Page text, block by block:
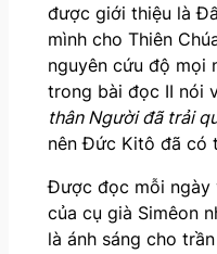
được giới thiệu là
mình cho Thiên
nguyên cứu độ mọi
trong bài đọc II nói
thân Người đã trải
nên Đức Kitô đã có
Được đọc mỗi ngày
của cụ già Simêon
là ánh sáng cho